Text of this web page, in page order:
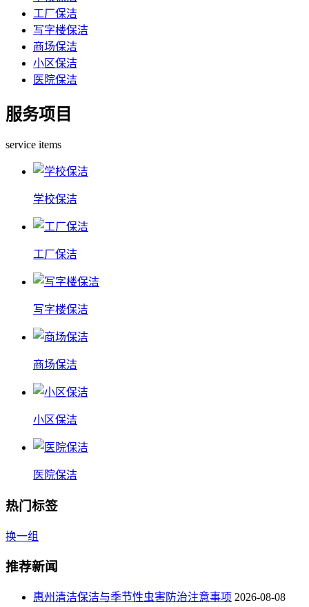
工厂保洁
写字楼保洁
商场保洁
小区保洁
医院保洁
服务项目
service items
学校保洁
工厂保洁
写字楼保洁
商场保洁
小区保洁
医院保洁
热门标签
换一组
推荐新闻
惠州清洁保洁与季节性虫害防治注意事项 2026-08-08